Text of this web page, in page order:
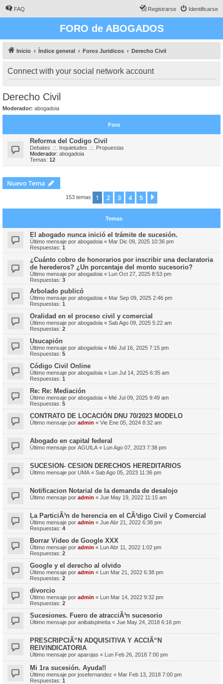
FAQ Identificarse
Registrarse
FORO de ABOGADOS
Inicio Índice general Foros Juridicos Derecho Civil
Connect with your social network account
Derecho Civil
Moderador: abogadoia
Foro
Reforma del Codigo Civil
Debates .::. Inquietudes .::. Propuestas
Moderador: abogadoia
Temas: 12
Nuevo Tema
153 temas 1 2 3 4 5
Temas
El abogado nunca inició el trámite de sucesión.
Último mensaje por abogadoia « Mar Dic 09, 2025 10:36 pm
Respuestas: 1
¿Cuánto cobro de honorarios por inscribir una declaratoria
de herederos? ¿Un porcentaje del monto sucesorio?
Último mensaje por abogadoia « Lun Oct 27, 2025 8:53 pm
Respuestas: 3
Arbolado publicó
Último mensaje por abogadoia « Mar Sep 09, 2025 2:46 pm
Respuestas: 1
Oralidad en el proceso civil y comercial
Último mensaje por abogadoia « Sab Ago 09, 2025 5:22 am
Respuestas: 2
Usucapión
Último mensaje por abogadoia « Mié Jul 16, 2025 7:15 pm
Respuestas: 5
Código Civil Online
Último mensaje por abogadoia « Lun Jul 14, 2025 6:35 am
Respuestas: 1
Re: Re: Mediación
Último mensaje por abogadoia « Mié Jul 09, 2025 9:49 am
Respuestas: 5
CONTRATO DE LOCACIÓN DNU 70/2023 MODELO
Último mensaje por admin « Vie Ene 05, 2024 8:32 am
Abogado en capital federal
Último mensaje por AGUILA « Lun Ago 07, 2023 7:38 pm
SUCESION- CESION DERECHOS HEREDITARIOS
Último mensaje por UMA « Sab Ago 05, 2023 11:36 pm
Notificacion Notarial de la demanda de desalojo
Último mensaje por admin « Jue May 19, 2022 11:15 am
La ParticiÃ³n de herencia en el CÃ³digo Civil y Comercial
Último mensaje por admin « Jue Abr 21, 2022 6:38 pm
Respuestas: 4
Borrar Video de Google XXX
Último mensaje por admin « Lun Abr 11, 2022 1:02 pm
Respuestas: 2
Google y el derecho al olvido
Último mensaje por admin « Lun Mar 21, 2022 6:38 pm
Respuestas: 2
divorcio
Último mensaje por admin « Lun Mar 14, 2022 9:32 pm
Respuestas: 2
Sucesiones. Fuero de atracciÃ³n sucesorio
Último mensaje por anibalspinetta « Jue May 24, 2018 6:16 pm
PRESCRIPCIÃ“N ADQUISITIVA Y ACCIÃ“N
REIVINDICATORIA
Último mensaje por aparojas « Lun Feb 26, 2018 7:00 pm
Mi 1ra sucesión. Ayuda!!
Último mensaje por josefernandez « Mar Feb 13, 2018 7:00 pm
Respuestas: 1